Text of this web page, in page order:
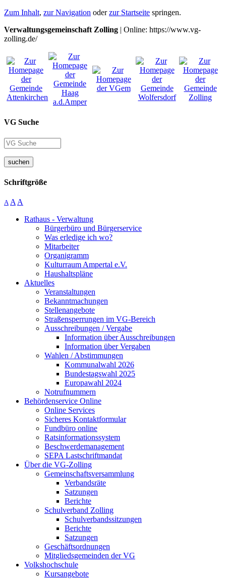
Zum Inhalt, zur Navigation oderzur Startseite springen.
Verwaltungsgemeinschaft Zolling | Online: https://www.vg-
zolling.de/
VG Suche
suchen
Schriftgröße
A A A
Rathaus - Verwaltung
Bürgerbüro und Bürgerservice
Was erledige ich wo?
Mitarbeiter
Organigramm
Kulturraum Ampertal e.V.
Haushaltspläne
Aktuelles
Veranstaltungen
Bekanntmachungen
Stellenangebote
Straßensperrungen im VG-Bereich
Ausschreibungen / Vergabe
Information über Ausschreibungen
Information über Vergaben
Wahlen / Abstimmungen
Kommunalwahl 2026
Bundestagswahl 2025
Europawahl 2024
Notrufnummern
Behördenservice Online
Online Services
Sicheres Kontaktformular
Fundbüro online
Ratsinformationssystem
Beschwerdemanagement
SEPA Lastschriftmandat
Über die VG-Zolling
Gemeinschaftsversammlung
Verbandsräte
Satzungen
Berichte
Schulverband Zolling
Schulverbandssitzungen
Berichte
Satzungen
Geschäftsordnungen
Mitgliedsgemeinden der VG
Volkshochschule
Kursangebote